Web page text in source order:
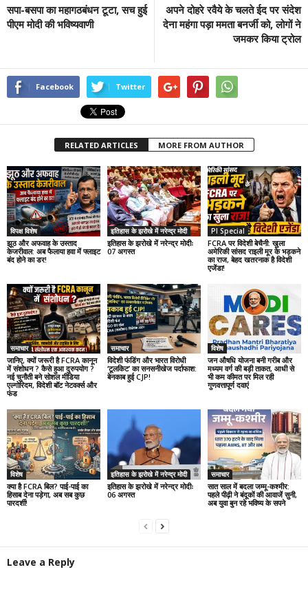
सपा-बसपा का महागठबंधन टूटा, सच हुई
पीएम मोदी की भविष्यवाणी
अपने दोहरे रवैये के चलते ईद पर संदेश
देना महंगा पड़ा ममता बनर्जी को, लोगों ने
जमकर किया ट्रोल
Facebook Twitter
RELATED ARTICLES MORE FROM AUTHOR
विपक्ष विशेष
झूठ और अफवाह के उस्ताद
केजरीवाल: अब फैलाया हवा में फ्लाइट
बंद होने का डर!
इतिहास के झरोखे में नरेन्द्र मोदी
इतिहास के झरोखे में नरेन्द्र मोदीः
07 अगस्त
PI Special
FCRA पर विदेशी बेचैनी: खुला
अमेरिकी सांसद राइली मूर के भड़कने
का राज, बेहद खतरनाक है विदेशी
एजेंडा!
समाचार
जानिए, क्यों जरूरी है FCRA कानून
में संशोधन ? कैसे हुआ दुरुपयोग ?
नई चुनौती बने सोशल मीडिया
एल्गोरिदम, विदेशी बॉट नेटवर्क्स और
फंड
समाचार
विदेशी फंडिंग और भारत विरोधी
‘टूलकिट’ का सनसनीखेज पर्दाफाश:
बेनकाब हुई CJP!
विशेष
जन औषधि योजना बनी गरीब और
मध्यम वर्ग की बड़ी ताकत, आधी से
भी कम कीमत पर मिल रही
गुणवत्तापूर्ण दवाएं
विशेष
क्या है FCRA बिल? पाई-पाई का
हिसाब देना पड़ेगा, अब सब कुछ
पारदर्शी!
इतिहास के झरोखे में नरेन्द्र मोदी
इतिहास के झरोखे में नरेन्द्र मोदीः
06 अगस्त
समाचार
सात साल में बदला जम्मू-कश्मीर:
पहले पीढ़ी ने बंदूकों की आवाजें सुनी,
अब युवा बुन रहे भविष्य के सपने
Leave a Reply